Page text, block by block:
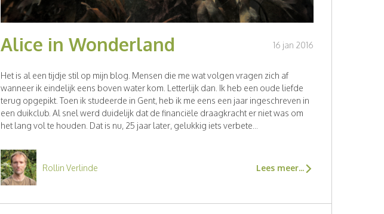
Alice in Wonderland 16 jan 2016
Het is al een tijdje stil op mijn blog. Mensen die me wat volgen vragen zich af
wanneer ik eindelijk eens boven water kom. Letterlijk dan. Ik heb een oude liefde
terug opgepikt. Toen ik studeerde in Gent, heb ik me eens een jaar ingeschreven in
een duikclub. Al snel werd duidelijk dat de financiële draagkracht er niet was om
het lang vol te houden. Dat is nu, 25 jaar later, gelukkig iets verbete...
Rollin Verlinde Lees meer...